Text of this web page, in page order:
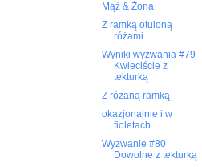
Mąż & Żona
Z ramką otuloną
różami
Wyniki wyzwania #79
Kwieciście z
tekturką
Z różaną ramką
okazjonalnie i w
fioletach
Wyzwanie #80
Dowolne z tekturką